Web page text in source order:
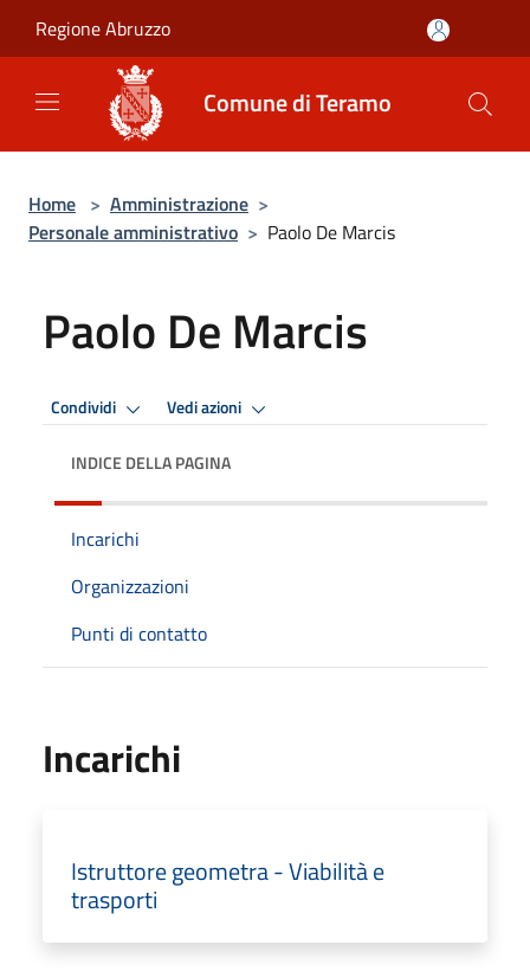
Regione Abruzzo
Comune di Teramo
Home > Amministrazione >
Personale amministrativo > Paolo De Marcis
Paolo De Marcis
Condividi Vedi azioni
INDICE DELLA PAGINA
Incarichi
Organizzazioni
Punti di contatto
Incarichi
Istruttore geometra - Viabilità e
trasporti